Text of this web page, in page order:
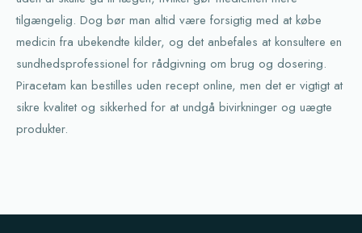
tilgængelig. Dog bør man altid være forsigtig med at købe
medicin fra ubekendte kilder, og det anbefales at konsultere en
sundhedsprofessionel for rådgivning om brug og dosering.
Piracetam kan bestilles uden recept online, men det er vigtigt at
sikre kvalitet og sikkerhed for at undgå bivirkninger og uægte
produkter.